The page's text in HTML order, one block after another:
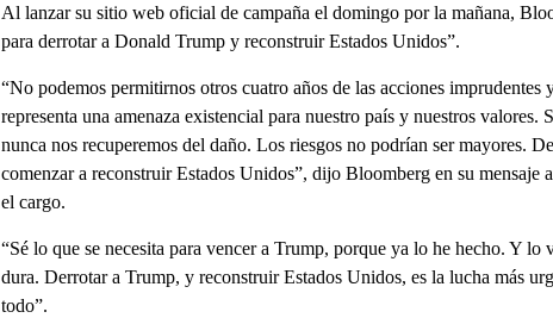
Al lanzar su sitio web oficial de campaña el domingo por la mañana,
para derrotar a Donald Trump y reconstruir Estados Unidos”.
“No podemos permitirnos otros cuatro años de las acciones imprudentes
representa una amenaza existencial para nuestro país y nuestros
nunca nos recuperemos del daño. Los riesgos no podrían ser mayores.
comenzar a reconstruir Estados Unidos”, dijo Bloomberg en su mensaje
el cargo.
“Sé lo que se necesita para vencer a Trump, porque ya lo he hecho. Y lo
dura. Derrotar a Trump, y reconstruir Estados Unidos, es la lucha más
todo”.